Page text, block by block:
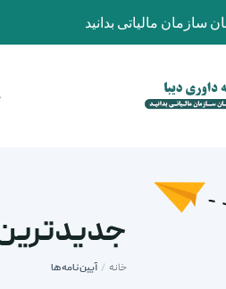
سازمان مالیاتی بدانید
خانه / آیین نامه ها